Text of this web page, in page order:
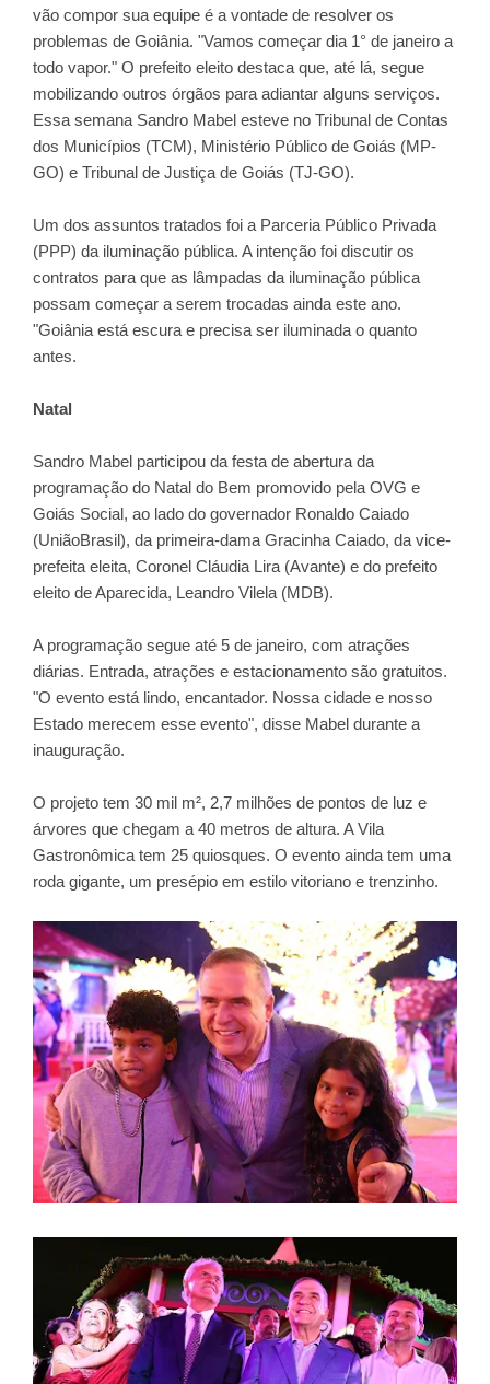
vão compor sua equipe é a vontade de resolver os
problemas de Goiânia. "Vamos começar dia 1° de janeiro a
todo vapor." O prefeito eleito destaca que, até lá, segue
mobilizando outros órgãos para adiantar alguns serviços.
Essa semana Sandro Mabel esteve no Tribunal de Contas
dos Municípios (TCM), Ministério Público de Goiás (MP-
GO) e Tribunal de Justiça de Goiás (TJ-GO).
Um dos assuntos tratados foi a Parceria Público Privada
(PPP) da iluminação pública. A intenção foi discutir os
contratos para que as lâmpadas da iluminação pública
possam começar a serem trocadas ainda este ano.
"Goiânia está escura e precisa ser iluminada o quanto
antes.
Natal
Sandro Mabel participou da festa de abertura da
programação do Natal do Bem promovido pela OVG e
Goiás Social, ao lado do governador Ronaldo Caiado
(UniãoBrasil), da primeira-dama Gracinha Caiado, da vice-
prefeita eleita, Coronel Cláudia Lira (Avante) e do prefeito
eleito de Aparecida, Leandro Vilela (MDB).
A programação segue até 5 de janeiro, com atrações
diárias. Entrada, atrações e estacionamento são gratuitos.
"O evento está lindo, encantador. Nossa cidade e nosso
Estado merecem esse evento", disse Mabel durante a
inauguração.
O projeto tem 30 mil m², 2,7 milhões de pontos de luz e
árvores que chegam a 40 metros de altura. A Vila
Gastronômica tem 25 quiosques. O evento ainda tem uma
roda gigante, um presépio em estilo vitoriano e trenzinho.